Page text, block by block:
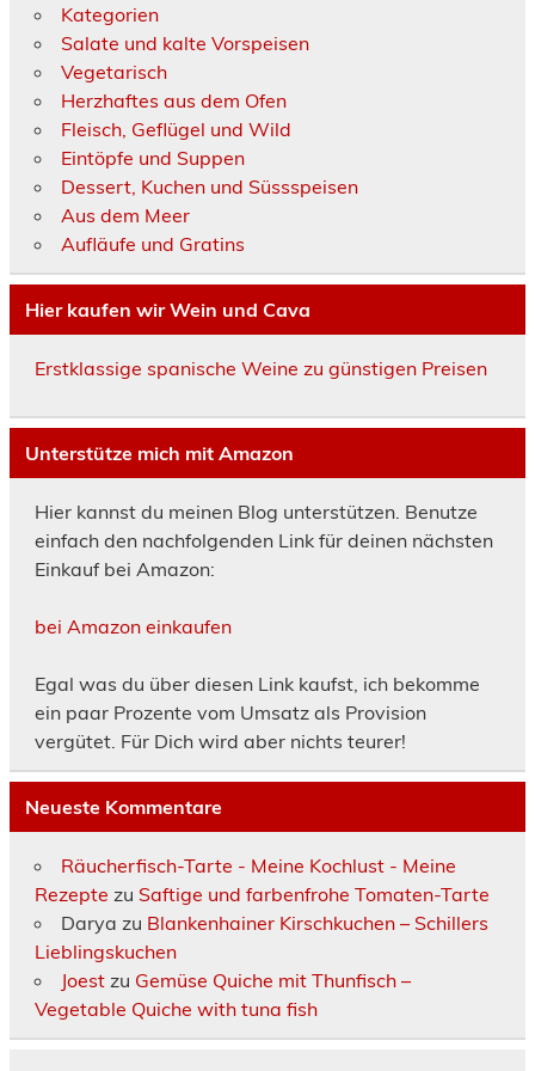
Kategorien
Salate und kalte Vorspeisen
Vegetarisch
Herzhaftes aus dem Ofen
Fleisch, Geflügel und Wild
Eintöpfe und Suppen
Dessert, Kuchen und Süssspeisen
Aus dem Meer
Aufläufe und Gratins
Hier kaufen wir Wein und Cava
Erstklassige spanische Weine zu günstigen Preisen
Unterstütze mich mit Amazon
Hier kannst du meinen Blog unterstützen. Benutze
einfach den nachfolgenden Link für deinen nächsten
Einkauf bei Amazon:
bei Amazon einkaufen
Egal was du über diesen Link kaufst, ich bekomme
ein paar Prozente vom Umsatz als Provision
vergütet. Für Dich wird aber nichts teurer!
Neueste Kommentare
Räucherfisch-Tarte - Meine Kochlust - Meine
Rezepte zu Saftige und farbenfrohe Tomaten-Tarte
Darya zu Blankenhainer Kirschkuchen – Schillers
Lieblingskuchen
Joestzu Gemüse Quiche mit Thunfisch –
Vegetable Quiche with tuna fish